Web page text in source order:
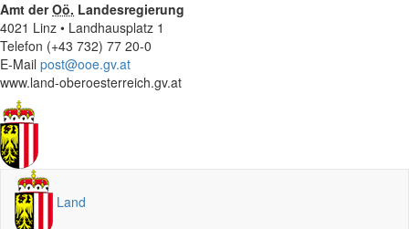
Amt derOö. Landesregierung
4021 Linz • Landhausplatz 1
Telefon (+43 732) 77 20-0
E-Mail post@ooe.gv.at
www.land-oberoesterreich.gv.at
Land